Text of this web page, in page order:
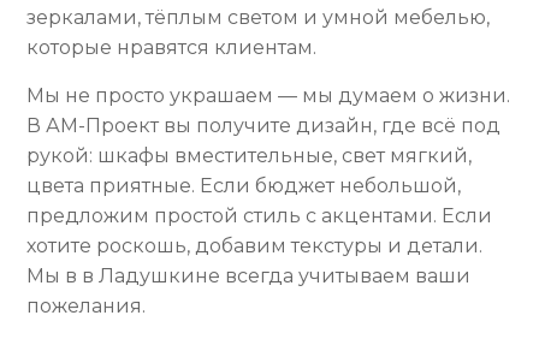
зеркалами, тёплым светом и умной мебелью,
которые нравятся клиентам.
Мы не просто украшаем — мы думаем о жизни.
В АМ-Проект вы получите дизайн, где всё под
рукой: шкафы вместительные, свет мягкий,
цвета приятные. Если бюджет небольшой,
предложим простой стиль с акцентами. Если
хотите роскошь, добавим текстуры и детали.
Мы в в Ладушкине всегда учитываем ваши
пожелания.